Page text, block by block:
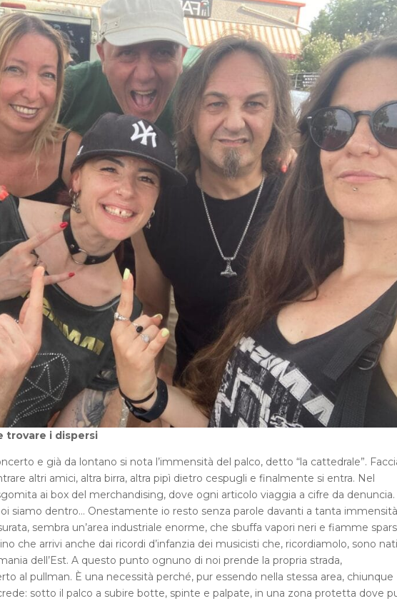
trovare i dispersi
e già da lontano si nota l’immensità del palco, detto “la cattedrale”.
altri amici, altra birra, altra pipì dietro cespugli e finalmente si entra. Nel
ai box del merchandising, dove ogni articolo viaggia a cifre da denuncia.
siamo dentro… Onestamente io resto senza parole davanti a tanta
sembra un’area industriale enorme, che sbuffa vapori neri e fiamme
che arrivi anche dai ricordi d’infanzia dei musicisti che, ricordiamolo, sono
dell’Est. A questo punto ognuno di noi prende la propria strada,
al pullman. È una necessità perché, pur essendo nella stessa area, chiunque
sotto il palco a subire botte, spinte e palpate, in una zona protetta dove